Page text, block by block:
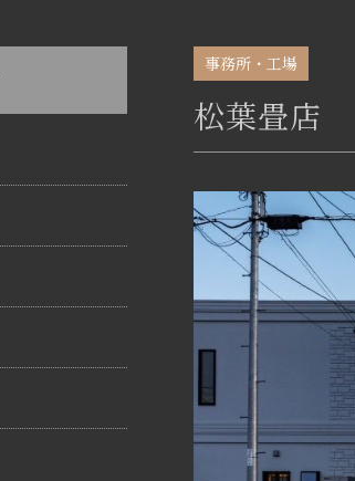
事務所・工場
松葉畳店